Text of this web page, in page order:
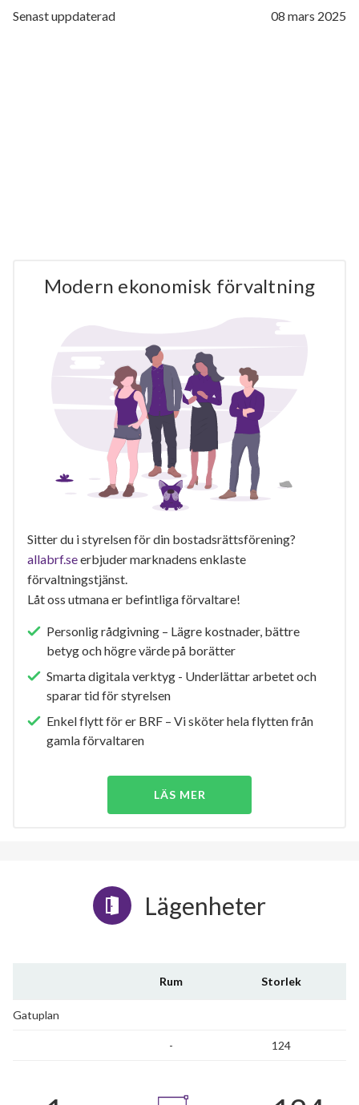
Senast uppdaterad 08 mars 2025
Modern ekonomisk förvaltning
Sitter du i styrelsen för din bostadsrättsförening?
allabrf.seerbjuder marknadens enklaste
förvaltningstjänst.
Låt oss utmana er befintliga förvaltare!
Personlig rådgivning – Lägre kostnader, bättre
betyg och högre värde på borätter
Smarta digitala verktyg - Underlättar arbetet och
sparar tid för styrelsen
Enkel flytt för er BRF – Vi sköter hela flytten från
gamla förvaltaren
LÄS MER
Lägenheter
Rum Storlek
Gatuplan
- 124